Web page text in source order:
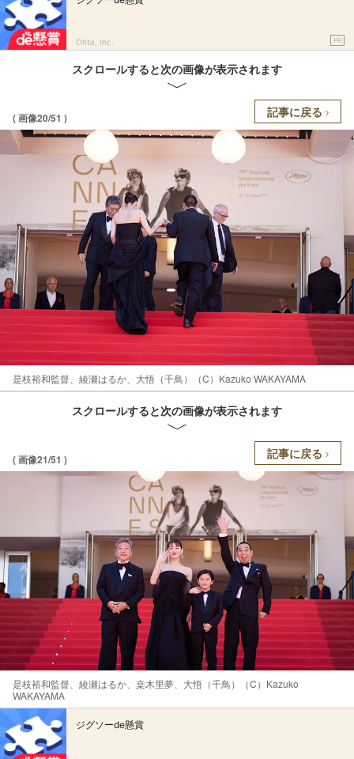
Ohte, Inc. PR
スクロールすると次の画像が表示されます
( 画像20/51 ) 記事に戻る
是枝裕和監督、綾瀬はるか、大悟（千鳥）（C）Kazuko WAKAYAMA
スクロールすると次の画像が表示されます
( 画像21/51 ) 記事に戻る
是枝裕和監督、綾瀬はるか、桒木里夢、大悟（千鳥）（C）Kazuko
WAKAYAMA
ジグソーde懸賞